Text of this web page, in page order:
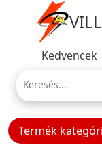
Kedvencek
Termék